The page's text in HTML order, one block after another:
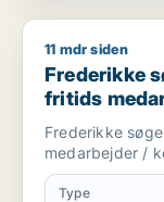
Frederikke
11 mdr siden
Frederikke
fritids
Frederikke
medarbejder /
Type